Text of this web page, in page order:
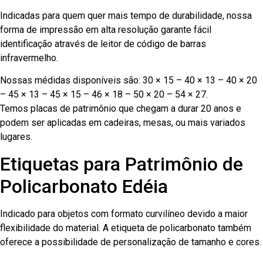
Indicadas para quem quer mais tempo de durabilidade, nossa
forma de impressão em alta resolução garante fácil
identificação através de leitor de código de barras
infravermelho.
Nossas médidas disponíveis são: 30 × 15 – 40 × 13 – 40 × 20
– 45 × 13 – 45 × 15 – 46 × 18 – 50 × 20 – 54 × 27.
Temos placas de patrimônio que chegam a durar 20 anos e
podem ser aplicadas em cadeiras, mesas, ou mais variados
lugares.
Etiquetas para Patrimônio de
Policarbonato Edéia
Indicado para objetos com formato curvilíneo devido a maior
flexibilidade do material. A etiqueta de policarbonato também
oferece a possibilidade de personalização de tamanho e cores.